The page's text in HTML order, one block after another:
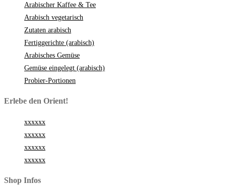
Arabischer Kaffee & Tee
Arabisch vegetarisch
Zutaten arabisch
Fertiggerichte (arabisch)
Arabisches Gemüse
Gemüse eingelegt (arabisch)
Probier-Portionen
Erlebe den Orient!
xxxxxx
xxxxxx
xxxxxx
xxxxxx
Shop Infos